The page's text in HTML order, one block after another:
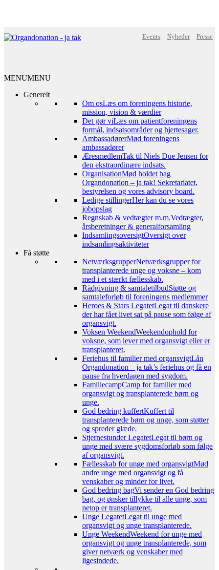
Events Nyheder Presse
MENUMENU
Generelt
Om osLæs om foreningens historie,
mission, vision & værdier
Det gør viLæs om patientforeningens
formål, indsatsområder og hjertesager.
AmbassadørerMød foreningens
ambassadører
ÆresmedlemTak til Niels Due Jensen for
den ekstraordinære indsats.
OrganisationMød holdet bag
Organdonation – ja tak! Sekretariatet,
bestyrelsen og vores advisory board.
Ledige stillingerHer kan du se vores
jobopslag
Regnskab & vedtægter m.m.Vedtægter,
årsberetninger & generalforsamling
IndsamlingsoversigtOversigt over
indsamlingsaktiviteter
Få støtte
NetværksgrupperNetværksgrupper for
transplanterede unge og voksne – kom
med i et stærkt fællesskab.
Rådgivning & samtaletilbudStøtte og
samtaleforløb til foreningens medlemmer
Heroes & Stars LegatetLegat til danskere
der har fået livet sat på pause som følge af
organsvigt.
Voksen WeekendWeekendophold for
voksne, som lever med organsvigt eller er
transplanteret.
Feriehus til familier med organsvigtLån
Organdonation – ja tak’s feriehus og få en
pause fra hverdagen med sygdom.
FamiliecampCamp for familier med
organsvigt og transplanterede børn og
unge.
God bedring kuffertKuffert til
transplanterede børn og unge, som støtter
og spreder glæde.
Stjernestunder LegatetLegat til børn og
unge med svære sygdomsforløb som følge
af organsvigt.
Fællesskab for unge med organsvigtMød
andre unge med organsvigt og få
venskaber og minder for livet.
God bedring bagVi sender en God bedring
bag, og ønsker tillykke til alle unge, som
netop er transplanteret.
Unge LegatetLegat til unge med
organsvigt og unge transplanterede.
Unge WeekendWeekend for unge med
organsvigt og unge transplanterede, som
giver netværk og venskaber med
ligesindede.